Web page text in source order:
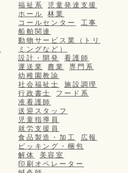
福祉系
児童発達支援
ホール
林業
コールセンター
工事
船舶関連
動物サービス業（トリ
ミングなど）
設計・開発
看護師
運送業
農業
専門系
幼稚園教諭
社会福祉士
施設調理
行政書士
フード系
准看護師
送迎スタッフ
児童指導員
就労支援員
食品製造・加工
広報
ピッキング・梱包
解体
美容室
印刷オペレーター